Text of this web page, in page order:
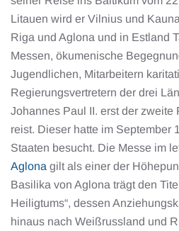
Litauen wird er Vilnius und
Riga und Aglona und in Estland
Messen, ökumenische
Jugendlichen, Mitarbeitern
Regierungsvertretern der drei
Johannes Paul II. erst der zweite
reist. Dieser hatte im September
Staaten besucht. Die Messe im
Aglona gilt als einer der
Basilika von Aglona trägt den
Heiligtums“, dessen
hinaus nach Weißrussland und